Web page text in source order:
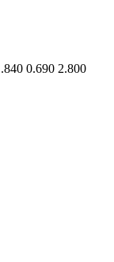
0.690 2.800